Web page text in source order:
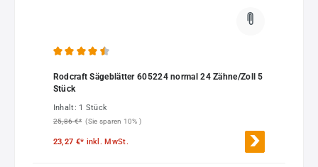
Rodcraft Sägeblätter 605224 normal 24 Zähne/Zoll 5
Stück
Inhalt: 1 Stück
25,86 €* (Sie sparen 10% )
23,27 €* inkl. MwSt.